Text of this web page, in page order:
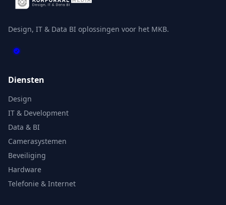
Design, IT & Data BI oplossingen voor het MKB.
Diensten
Design
IT & Development
Data & BI
Camerasystemen
Beveiliging
Hardware
Telefonie & Internet